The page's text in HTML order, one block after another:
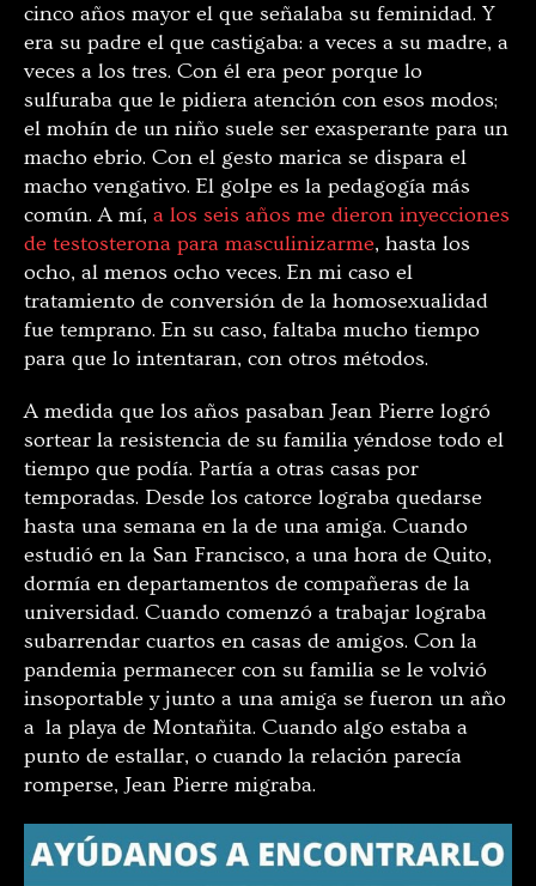
cinco años mayor el que señalaba su feminidad. Y
era su padre el que castigaba: a veces a su madre, a
veces a los tres. Con él era peor porque lo
sulfuraba que le pidiera atención con esos modos;
el mohín de un niño suele ser exasperante para un
macho ebrio. Con el gesto marica se dispara el
macho vengativo. El golpe es la pedagogía más
común. A mí, a los seis años me dieron inyecciones
de testosterona para masculinizarme, hasta los
ocho, al menos ocho veces. En mi caso el
tratamiento de conversión de la homosexualidad
fue temprano. En su caso, faltaba mucho tiempo
para que lo intentaran, con otros métodos.
A medida que los años pasaban Jean Pierre logró
sortear la resistencia de su familia yéndose todo el
tiempo que podía. Partía a otras casas por
temporadas. Desde los catorce lograba quedarse
hasta una semana en la de una amiga. Cuando
estudió en la San Francisco, a una hora de Quito,
dormía en departamentos de compañeras de la
universidad. Cuando comenzó a trabajar lograba
subarrendar cuartos en casas de amigos. Con la
pandemia permanecer con su familia se le volvió
insoportable y junto a una amiga se fueron un año
a la playa de Montañita. Cuando algo estaba a
punto de estallar, o cuando la relación parecía
romperse, Jean Pierre migraba.